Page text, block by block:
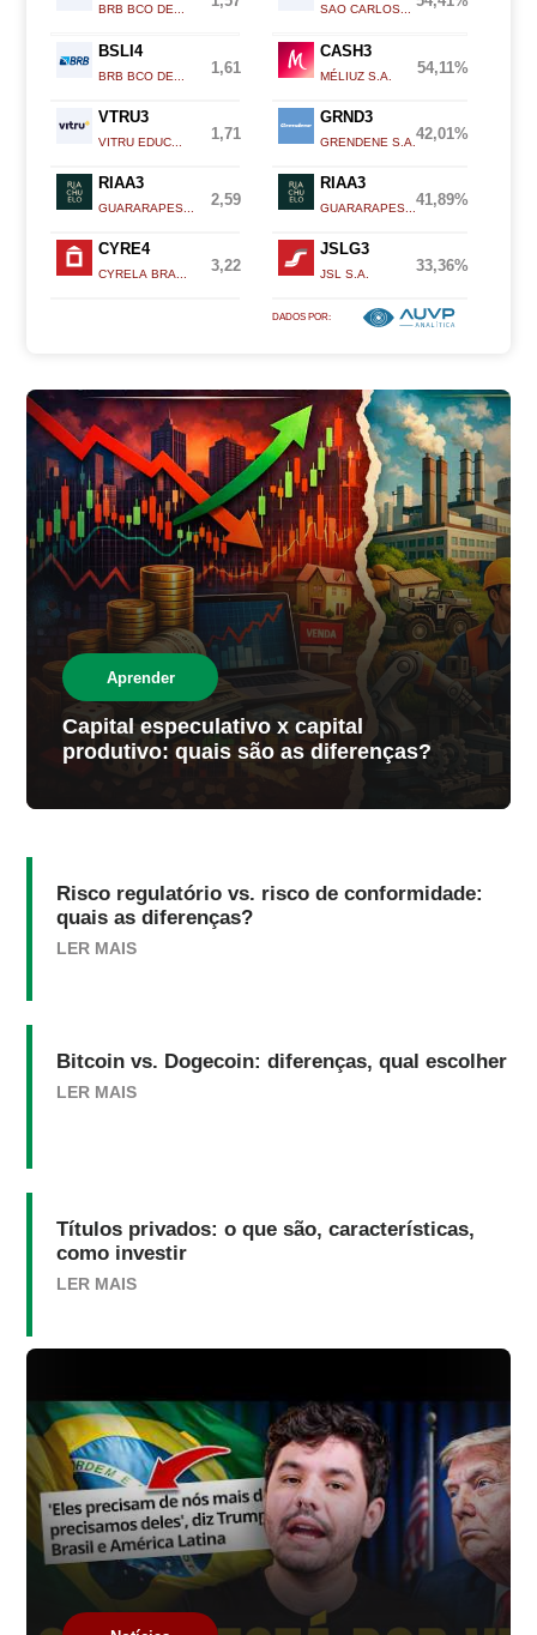
BRB BCO DE...
BSLI4
BRB BCO DE... 1,61
VTRU3
VITRU EDUC... 1,71
RIAA3
GUARARAPES... 2,59
CYRE4
CYRELA BRA... 3,22
SAO CARLOS...
CASH3
MÉLIUZ S.A. 54,11%
GRND3
GRENDENE S.A.42,01%
RIAA3
GUARARAPES...41,89%
JSLG3
JSL S.A. 33,36%
DADOS POR:
Aprender
Capital especulativo x capital
produtivo: quais são as diferenças?
Risco regulatório vs. risco de conformidade:
quais as diferenças?
LER MAIS
Bitcoin vs. Dogecoin: diferenças, qual escolher
LER MAIS
Títulos privados: o que são, características,
como investir
LER MAIS